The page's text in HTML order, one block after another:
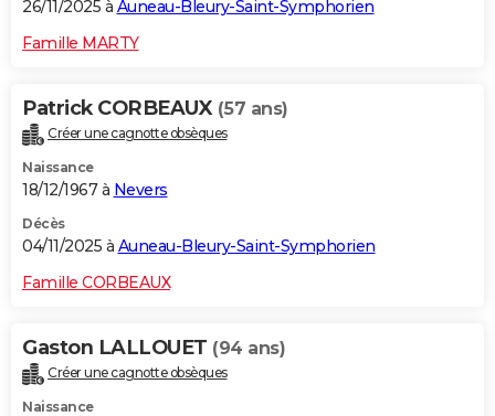
26/11/2025 à Auneau-Bleury-Saint-Symphorien
Famille MARTY
Patrick CORBEAUX (57 ans)
Créer une cagnotte obsèques
Naissance
18/12/1967 à Nevers
Décès
04/11/2025 à Auneau-Bleury-Saint-Symphorien
Famille CORBEAUX
Gaston LALLOUET (94 ans)
Créer une cagnotte obsèques
Naissance